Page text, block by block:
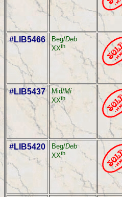
#LIB5466 Beg/Deb
XXth
#LIB5437
Mid/Mi
XXth
#LIB5420 Beg/Deb
XXth